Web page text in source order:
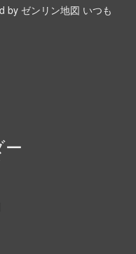
by ゼンリン地図 いつも
ー